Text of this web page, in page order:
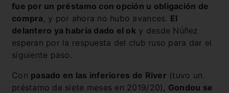
fue por un préstamo con opción u obligación de
compra , y por ahora no hubo avances. El
delantero ya habría dado el ok y desde Núñez
esperan por la respuesta del club ruso para dar el
siguiente paso.
Con pasado en las inferiores de River (tuvo un
préstamo de siete meses en 2019/20), Gondou se